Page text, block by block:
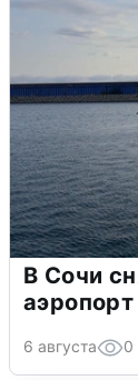
В Сочи
6 августа 0